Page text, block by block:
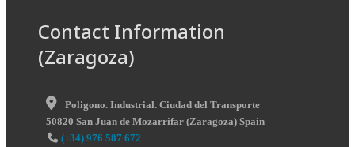
Contact Information
(Zaragoza)
Poligono. Industrial. Ciudad del Transporte
50820 San Juan de Mozarrifar (Zaragoza) Spain
(+34) 976 587 672